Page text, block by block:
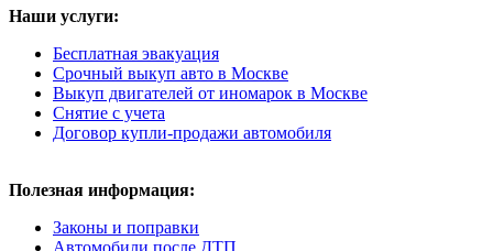
Наши услуги:
Бесплатная эвакуация
Срочный выкуп авто в Москве
Выкуп двигателей от иномарок в Москве
Снятие с учета
Договор купли-продажи автомобиля
Полезная информация:
Законы и поправки